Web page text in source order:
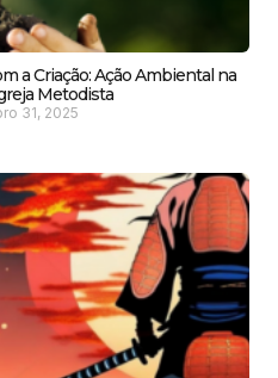
a Criação: Ação Ambiental na
Metodista
31, 2025